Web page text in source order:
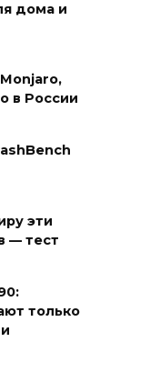
дома и
в России
эти
— тест
только